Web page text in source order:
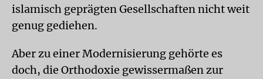
islamisch geprägten Gesellschaften nicht weit
genug gediehen.
Aber zu einer Modernisierung gehörte es
doch, die Orthodoxie gewissermaßen zur